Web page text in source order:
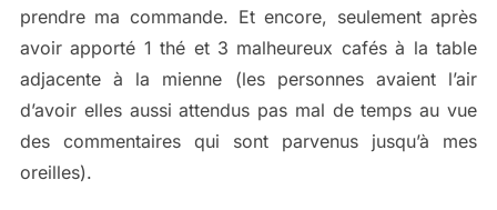
prendre ma commande. Et encore, seulement après
avoir apporté 1 thé et 3 malheureux cafés à la table
adjacente à la mienne (les personnes avaient l’air
d’avoir elles aussi attendus pas mal de temps au vue
des commentaires qui sont parvenus jusqu’à mes
oreilles).